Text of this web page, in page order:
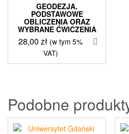
GEODEZJA.
PODSTAWOWE
OBLICZENIA ORAZ
WYBRANE ĆWICZENIA
28,00zł (w tym 5%
VAT)
Podobne